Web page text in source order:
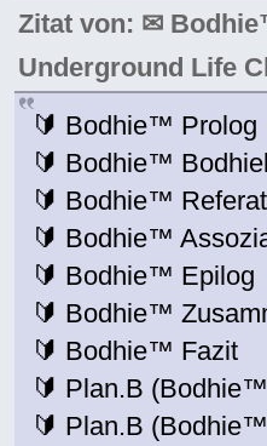
Zitat von: ✉
Underground Life
🔰 Bodhie™ Prolog
🔰 Bodhie™
🔰 Bodhie™ Referat
🔰 Bodhie™
🔰 Bodhie™ Epilog
🔰 Bodhie™
🔰 Bodhie™ Fazit
🔰 Plan.B
🔰 Plan.B